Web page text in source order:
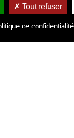
Tout refuser
de confidentialité